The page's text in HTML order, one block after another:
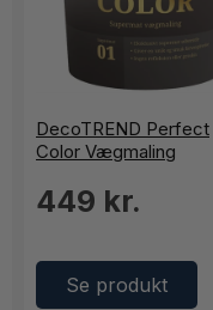
DecoTREND Perfect
Color Vægmaling
449 kr.
Se produkt